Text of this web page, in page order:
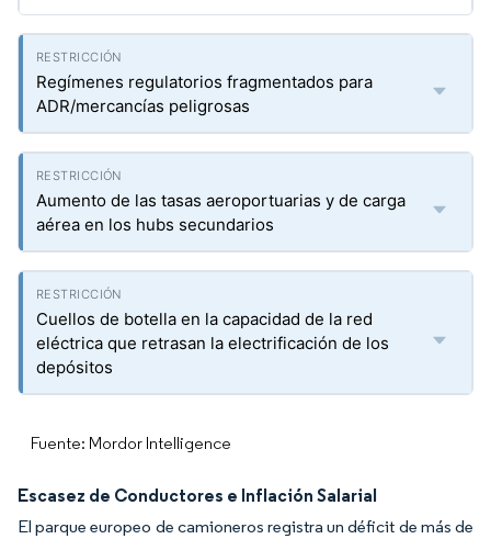
Regímenes regulatorios fragmentados para
ADR/mercancías peligrosas
Aumento de las tasas aeroportuarias y de carga
aérea en los hubs secundarios
Cuellos de botella en la capacidad de la red
eléctrica que retrasan la electrificación de los
depósitos
Fuente: Mordor Intelligence
Escasez de Conductores e Inflación Salarial
El parque europeo de camioneros registra un déficit de más de